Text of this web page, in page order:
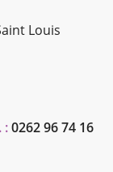
Louis
:0262 96 74 16